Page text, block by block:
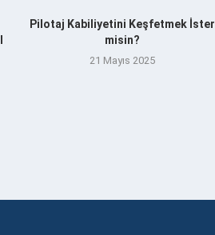
Pilotaj Kabiliyetini Keşfetmek İster
misin?
21 Mayıs 2025